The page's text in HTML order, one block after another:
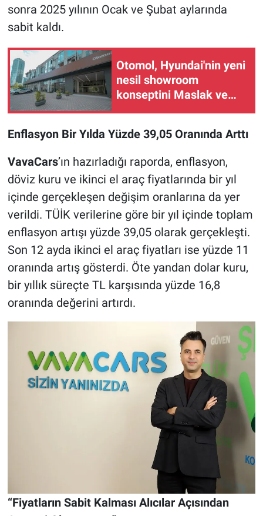
sonra 2025 yılının Ocak ve Şubat aylarında
sabit kaldı.
Otomol, Hyundai'nin yeni
nesil showroom
konseptini Maslak ve
Enflasyon Bir Yılda Yüzde 39,05 Oranında Arttı
VavaCars’ın hazırladığı raporda, enflasyon,
döviz kuru ve ikinci el araç fiyatlarında bir yıl
içinde gerçekleşen değişim oranlarına da yer
verildi. TÜİK verilerine göre bir yıl içinde toplam
enflasyon artışı yüzde 39,05 olarak gerçekleşti.
Son 12 ayda ikinci el araç fiyatları ise yüzde 11
oranında artış gösterdi. Öte yandan dolar kuru,
bir yıllık süreçte TL karşısında yüzde 16,8
oranında değerini artırdı.
“Fiyatların Sabit Kalması Alıcılar Açısından